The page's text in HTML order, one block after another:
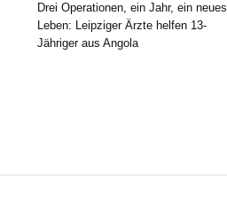
Drei Operationen, ein Jahr, ein neues
Leben: Leipziger Ärzte helfen 13-
Jähriger aus Angola